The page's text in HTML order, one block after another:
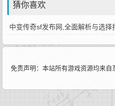
猜你喜欢
中变传奇sf发布网,全面解析与选择
免责声明：本站所有游戏资源均来